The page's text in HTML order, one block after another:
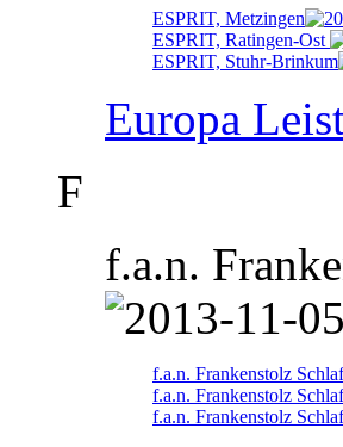
ESPRIT, Metzingen
ESPRIT, Ratingen-Ost
ESPRIT, Stuhr-Brinkum
Europa
F
f.a.n.
f.a.n. Frankenstolz
f.a.n. Frankenstolz
f.a.n. Frankenstolz